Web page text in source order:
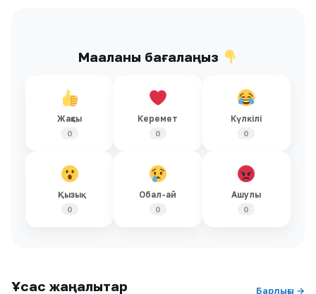
Мақаланы бағалаңыз
Жақсы
0
Керемет
0
Күлкілі
0
Қызық
0
Обал-ай
0
Ашулы
0
Ұқсас жаңалықтар Барлығы →